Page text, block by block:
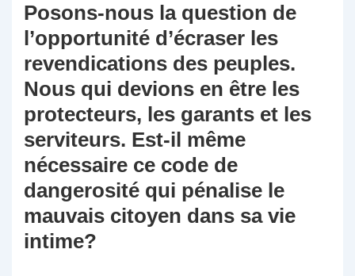
Posons-nous la question de
l’opportunité d’écraser les
revendications des peuples.
Nous qui devions en être les
protecteurs, les garants et les
serviteurs. Est-il même
nécessaire ce code de
dangerosité qui pénalise le
mauvais citoyen dans sa vie
intime?